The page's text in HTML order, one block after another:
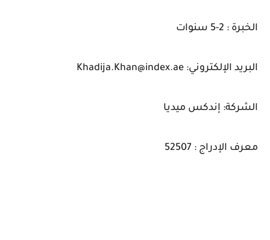
الخبرة : 2-5 سنوات
البريد الإلكتروني: Khadija.Khan@index.ae
الشركة: إندكس ميديا
معرف الإدراج : 52507